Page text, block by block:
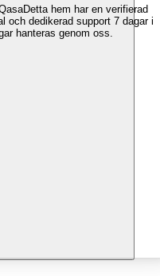
Detta hem har en verifierad
och dedikerad support 7 dagar i
hanteras genom oss.